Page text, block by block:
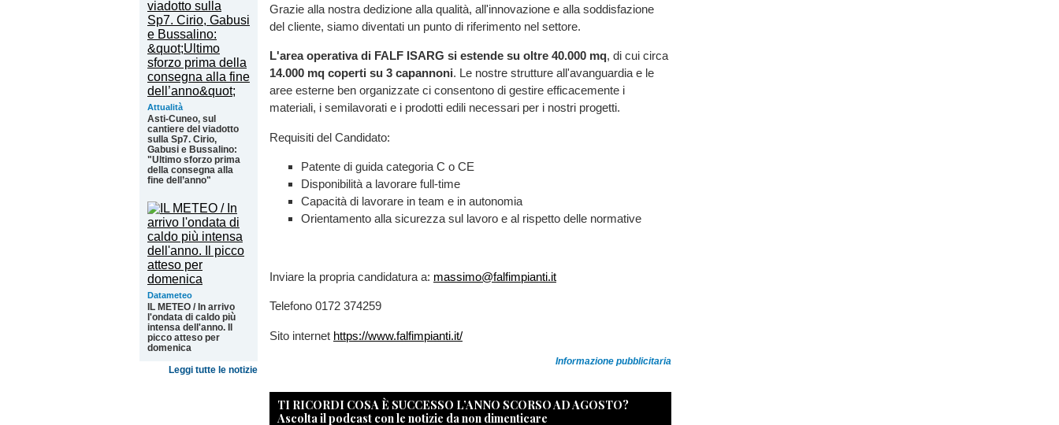
Attualità
Asti-Cuneo, sul
cantiere del viadotto
sulla Sp7. Cirio,
Gabusi e Bussalino:
"Ultimo sforzo prima
della consegna alla
fine dell’anno"
Datameteo
IL METEO / In arrivo
l'ondata di caldo più
intensa dell'anno. Il
picco atteso per
domenica
Leggi tutte le notizie
Grazie alla nostra dedizione alla qualità, all'innovazione e alla soddisfazione
del cliente, siamo diventati un punto di riferimento nel settore.
L'area operativa di FALF ISARG si estende su oltre 40.000 mq, di cui circa
14.000 mq coperti su 3 capannoni. Le nostre strutture all'avanguardia e le
aree esterne ben organizzate ci consentono di gestire efficacemente i
materiali, i semilavorati e i prodotti edili necessari per i nostri progetti.
Requisiti del Candidato:
Patente di guida categoria C o CE
Disponibilità a lavorare full-time
Capacità di lavorare in team e in autonomia
Orientamento alla sicurezza sul lavoro e al rispetto delle normative
Inviare la propria candidatura a: massimo@falfimpianti.it
Telefono 0172 374259
Sito internet https://www.falfimpianti.it/
Informazione pubblicitaria
TI RICORDI COSA È SUCCESSO L’ANNO SCORSO AD AGOSTO?
Ascolta il podcast con le notizie da non dimenticare